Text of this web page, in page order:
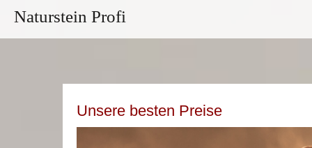
Naturstein Profi
Unsere besten Preise